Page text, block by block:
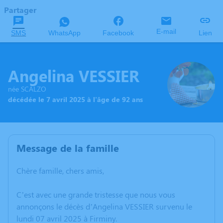
Partager
SMS WhatsApp Facebook E-mail Lien
Angelina VESSIER
née SCALZO
décédée le 7 avril 2025 à l'âge de 92 ans
Message de la famille
Chère famille, chers amis,
C’est avec une grande tristesse que nous vous
annonçons le décès d’Angelina VESSIER survenu le
lundi 07 avril 2025 à Firminy.